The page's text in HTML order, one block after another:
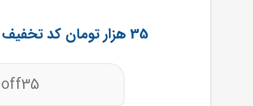
35 هزار تومان کد تخفیف خرید بلیط چارتری از مستر بلیط
off35